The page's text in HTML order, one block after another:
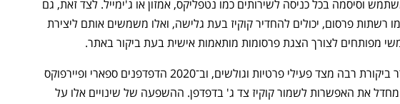
מפותחים לצורך הצגת פרסומות מותאמות אישית בעת ביקור באתר.